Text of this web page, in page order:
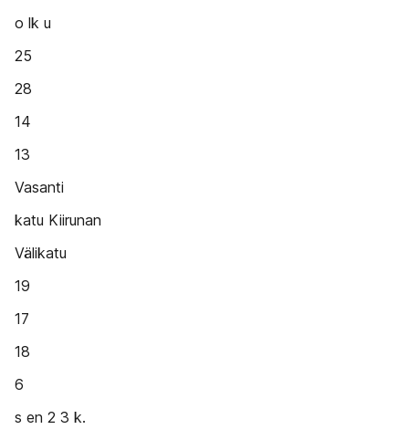
o lk u
25
28
14
13
Vasanti
katu Kiirunan
Välikatu
19
17
18
6
s en 2 3 k.